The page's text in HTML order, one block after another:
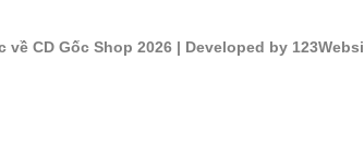
về CD Gốc Shop 2026| Developed by